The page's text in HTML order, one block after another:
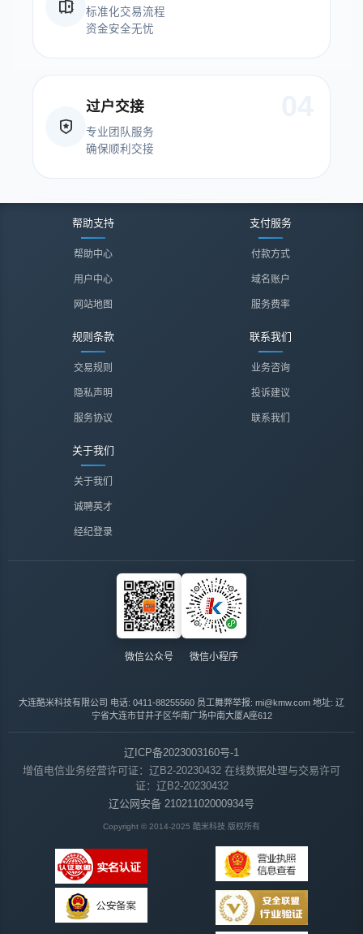
标准化交易流程
资金安全无忧
过户交接
专业团队服务
确保顺利交接
帮助支持
帮助中心
用户中心
网站地图
支付服务
付款方式
域名账户
服务费率
规则条款
交易规则
隐私声明
服务协议
联系我们
业务咨询
投诉建议
联系我们
关于我们
关于我们
诚聘英才
经纪登录
微信公众号 微信小程序
大连酷米科技有限公司 电话: 0411-88255560 员工舞弊举报: mi@kmw.com 地址: 辽
宁省大连市甘井子区华南广场中南大厦A座612
辽ICP备2023003160号-1
增值电信业务经营许可证：辽B2-20230432 在线数据处理与交易许可
证：辽B2-20230432
辽公网安备 21021102000934号
Copyright © 2014-2025 酷米科技 版权所有